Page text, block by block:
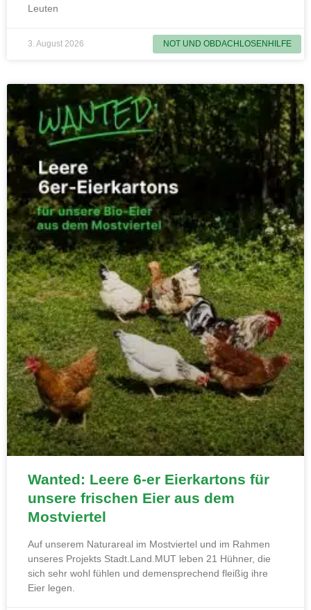
NOT UND OBDACHLOSENHILFE
Leuten
3. August 2026
Wanted: Leere 6-er Eierkartons für
unsere frischen Eier aus dem
Mostviertel
Auf unserem Naturareal im Mostviertel und im Rahmen
unseres Projekts Stadt.Land.MUT leben 21 Hühner, die
sich sehr wohl fühlen und demensprechend fleißig ihre
Eier legen.